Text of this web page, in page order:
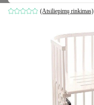
(Atsiliepimų rinkimas)